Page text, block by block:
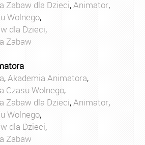
Zabaw dla Dzieci,Animator,
Wolnego,
dla Dzieci,
Zabaw
,Akademia Animatora,
Czasu Wolnego,
Zabaw dla Dzieci,Animator,
Wolnego,
dla Dzieci,
Zabaw